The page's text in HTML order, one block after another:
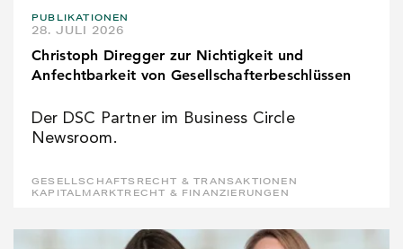
PUBLIKATIONEN
28. JULI 2026
Christoph Diregger zur Nichtigkeit und
Anfechtbarkeit von Gesellschafterbeschlüssen
Der DSC Partner im Business Circle
Newsroom.
GESELLSCHAFTSRECHT & TRANSAKTIONEN
KAPITALMARKTRECHT & FINANZIERUNGEN